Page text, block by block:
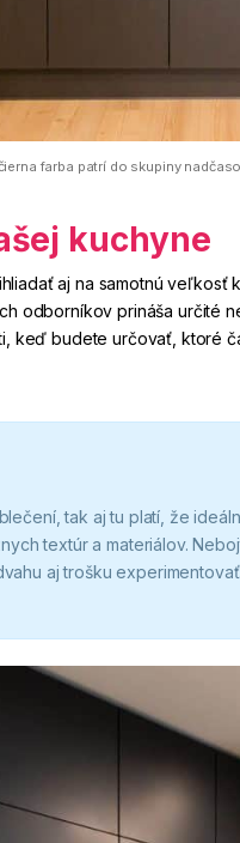
farba patrí do skupiny
kuchyne
aj na samotnú veľkosť
odborníkov prináša určité
keď budete určovať, ktoré
tak aj tu platí, že
textúr a materiálov.
aj trošku experimentovať.